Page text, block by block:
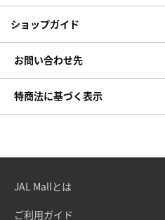
ショップガイド
お問い合わせ先
特商法に基づく表示
JAL Mallとは
ご利用ガイド